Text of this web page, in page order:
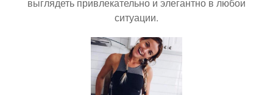
ситуации.